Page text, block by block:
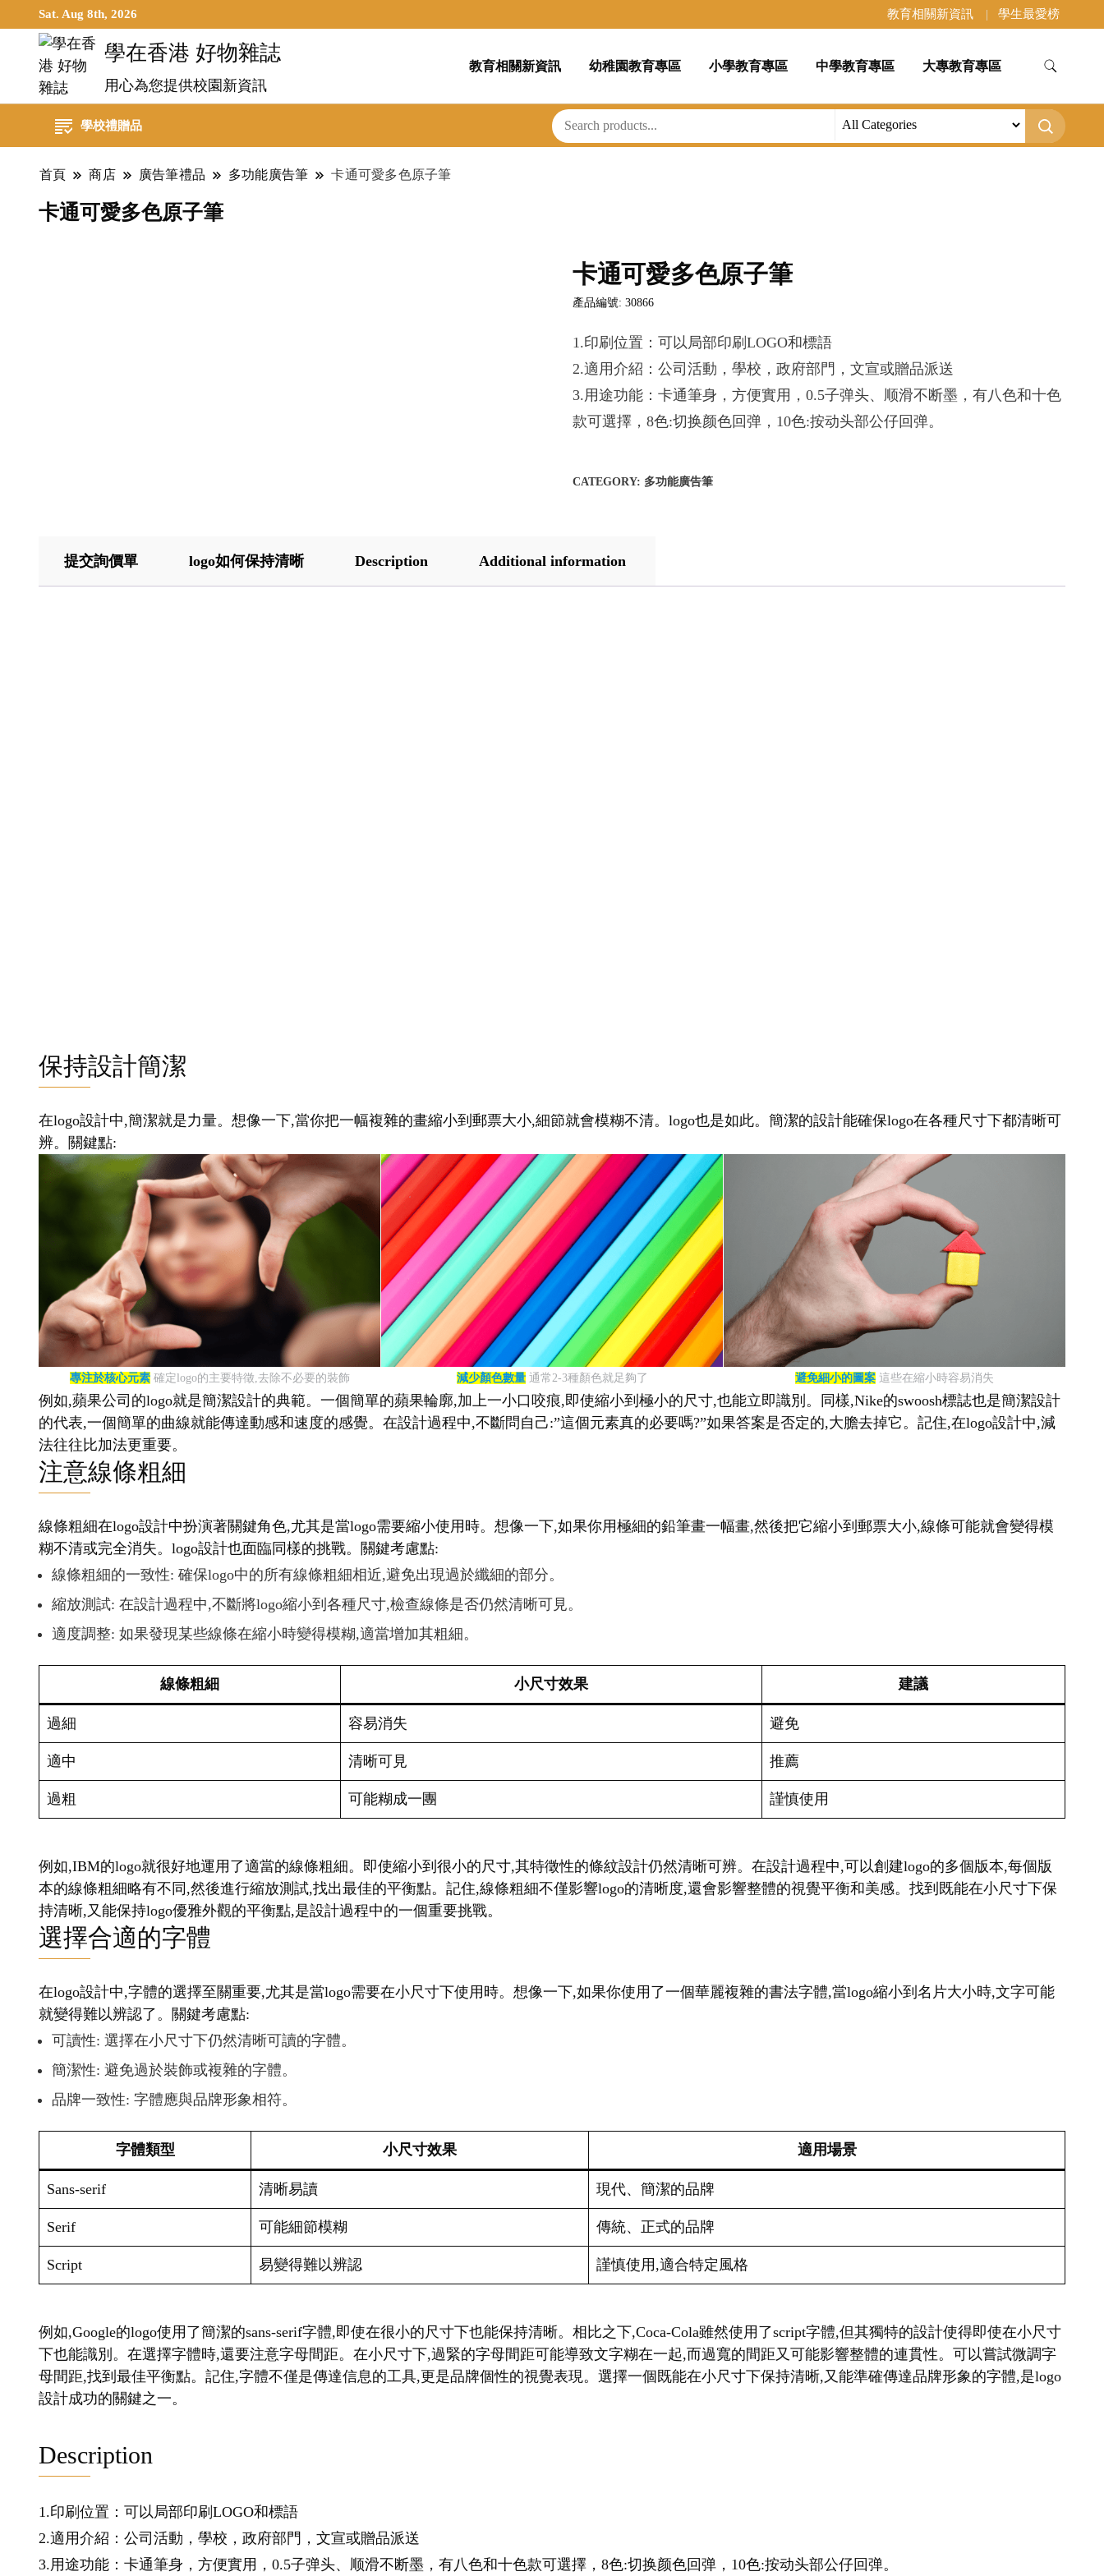
Sat. Aug 8th, 2026 教育相關新資訊 學生最愛榜
學在香港 好物雜誌
用心為您提供校園新資訊
教育相關新資訊 幼稚園教育專區 小學教育專區 中學教育專區 大專教育專區
學校禮贈品
首頁 商店 廣告筆禮品 多功能廣告筆 卡通可愛多色原子筆
卡通可愛多色原子筆
卡通可愛多色原子筆
產品編號: 30866
1.印刷位置：可以局部印刷LOGO和標語
2.適用介紹：公司活動，學校，政府部門，文宣或贈品派送
3.用途功能：卡通筆身，方便實用，0.5子弹头、顺滑不断墨，有八色和十色
款可選擇，8色:切换颜色回弹，10色:按动头部公仔回弹。
CATEGORY: 多功能廣告筆
提交詢價單 logo如何保持清晰 Description Additional information
保持設計簡潔
在logo設計中,簡潔就是力量。想像一下,當你把一幅複雜的畫縮小到郵票大小,細節就會模糊不清。logo也是如此。簡潔的設計能確保logo在各種尺寸下都清晰可
辨。關鍵點:
專注於核心元素確定logo的主要特徵,去除不必要的裝飾 減少顏色數量通常2-3種顏色就足夠了 避免細小的圖案這些在縮小時容易消失
例如,蘋果公司的logo就是簡潔設計的典範。一個簡單的蘋果輪廓,加上一小口咬痕,即使縮小到極小的尺寸,也能立即識別。同樣,Nike的swoosh標誌也是簡潔設計
的代表,一個簡單的曲線就能傳達動感和速度的感覺。在設計過程中,不斷問自己:”這個元素真的必要嗎?”如果答案是否定的,大膽去掉它。記住,在logo設計中,減
法往往比加法更重要。
注意線條粗細
線條粗細在logo設計中扮演著關鍵角色,尤其是當logo需要縮小使用時。想像一下,如果你用極細的鉛筆畫一幅畫,然後把它縮小到郵票大小,線條可能就會變得模
糊不清或完全消失。logo設計也面臨同樣的挑戰。關鍵考慮點:
線條粗細的一致性: 確保logo中的所有線條粗細相近,避免出現過於纖細的部分。
縮放測試: 在設計過程中,不斷將logo縮小到各種尺寸,檢查線條是否仍然清晰可見。
適度調整: 如果發現某些線條在縮小時變得模糊,適當增加其粗細。
線條粗細 小尺寸效果 建議
過細 容易消失 避免
適中 清晰可見 推薦
過粗 可能糊成一團 謹慎使用
例如,IBM的logo就很好地運用了適當的線條粗細。即使縮小到很小的尺寸,其特徵性的條紋設計仍然清晰可辨。在設計過程中,可以創建logo的多個版本,每個版
本的線條粗細略有不同,然後進行縮放測試,找出最佳的平衡點。記住,線條粗細不僅影響logo的清晰度,還會影響整體的視覺平衡和美感。找到既能在小尺寸下保
持清晰,又能保持logo優雅外觀的平衡點,是設計過程中的一個重要挑戰。
選擇合適的字體
在logo設計中,字體的選擇至關重要,尤其是當logo需要在小尺寸下使用時。想像一下,如果你使用了一個華麗複雜的書法字體,當logo縮小到名片大小時,文字可能
就變得難以辨認了。關鍵考慮點:
可讀性: 選擇在小尺寸下仍然清晰可讀的字體。
簡潔性: 避免過於裝飾或複雜的字體。
品牌一致性: 字體應與品牌形象相符。
字體類型 小尺寸效果 適用場景
Sans-serif 清晰易讀 現代、簡潔的品牌
Serif 可能細節模糊 傳統、正式的品牌
Script 易變得難以辨認 謹慎使用,適合特定風格
例如,Google的logo使用了簡潔的sans-serif字體,即使在很小的尺寸下也能保持清晰。相比之下,Coca-Cola雖然使用了script字體,但其獨特的設計使得即使在小尺寸
下也能識別。在選擇字體時,還要注意字母間距。在小尺寸下,過緊的字母間距可能導致文字糊在一起,而過寬的間距又可能影響整體的連貫性。可以嘗試微調字
母間距,找到最佳平衡點。記住,字體不僅是傳達信息的工具,更是品牌個性的視覺表現。選擇一個既能在小尺寸下保持清晰,又能準確傳達品牌形象的字體,是logo
設計成功的關鍵之一。
Description
1.印刷位置：可以局部印刷LOGO和標語
2.適用介紹：公司活動，學校，政府部門，文宣或贈品派送
3.用途功能：卡通筆身，方便實用，0.5子弹头、顺滑不断墨，有八色和十色款可選擇，8色:切换颜色回弹，10色:按动头部公仔回弹。